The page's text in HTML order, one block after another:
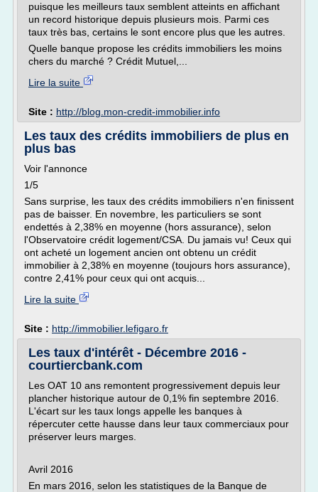
puisque les meilleurs taux semblent atteints en affichant
un record historique depuis plusieurs mois. Parmi ces
taux très bas, certains le sont encore plus que les autres.
Quelle banque propose les crédits immobiliers les moins
chers du marché ? Crédit Mutuel,...
Lire la suite
Site : http://blog.mon-credit-immobilier.info
Les taux des crédits immobiliers de plus en
plus bas
Voir l'annonce
1/5
Sans surprise, les taux des crédits immobiliers n'en finissent
pas de baisser. En novembre, les particuliers se sont
endettés à 2,38% en moyenne (hors assurance), selon
l'Observatoire crédit logement/CSA. Du jamais vu! Ceux qui
ont acheté un logement ancien ont obtenu un crédit
immobilier à 2,38% en moyenne (toujours hors assurance),
contre 2,41% pour ceux qui ont acquis...
Lire la suite
Site : http://immobilier.lefigaro.fr
Les taux d'intérêt - Décembre 2016 -
courtiercbank.com
Les OAT 10 ans remontent progressivement depuis leur
plancher historique autour de 0,1% fin septembre 2016.
L'écart sur les taux longs appelle les banques à
répercuter cette hausse dans leur taux commerciaux pour
préserver leurs marges.
Avril 2016
En mars 2016, selon les statistiques de la Banque de